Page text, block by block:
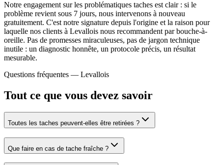
Notre engagement sur les problématiques taches est clair : si le
problème revient sous 7 jours, nous intervenons à nouveau
gratuitement. C'est notre signature depuis l'origine et la raison pour
laquelle nos clients à Levallois nous recommandent par bouche-à-
oreille. Pas de promesses miraculeuses, pas de jargon technique
inutile : un diagnostic honnête, un protocole précis, un résultat
mesurable.
Questions fréquentes — Levallois
Tout ce que vous devez savoir
Toutes les taches peuvent-elles être retirées ?
Que faire en cas de tache fraîche ?